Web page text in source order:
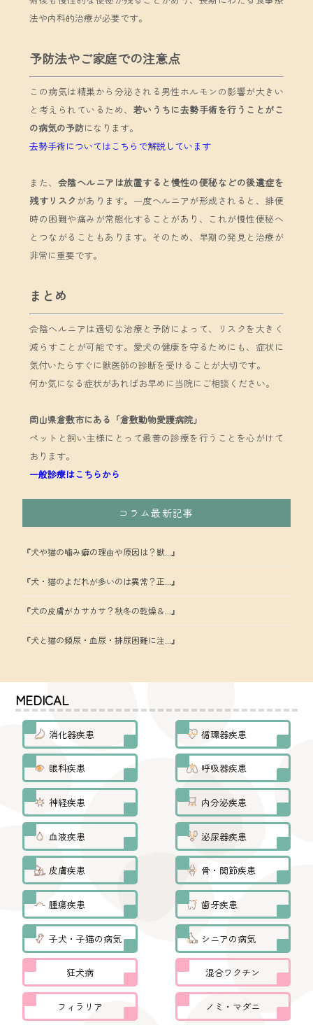
法や内科的治療が必要です。
予防法やご家庭での注意点
この病気は精巣から分泌される男性ホルモンの影響が大きい
と考えられているため、 若いうちに去勢手術を行うことがこ
の病気の予防になります。
去勢手術についてはこちらで解説しています
また、 会陰ヘルニアは放置すると慢性の便秘などの後遺症を
残すリスク があります。一度ヘルニアが形成されると、排便
時の困難や痛みが常態化することがあり、これが慢性便秘へ
とつながることもあります。そのため、早期の発見と治療が
非常に重要です。
まとめ
会陰ヘルニアは適切な治療と予防によって、リスクを大きく
減らすことが可能です。愛犬の健康を守るためにも、症状に
気付いたらすぐに獣医師の診断を受けることが大切です。
何か気になる症状があればお早めに当院にご相談ください。
岡山県倉敷市にある「倉敷動物愛護病院」
ペットと飼い主様にとって最善の診療を行うことを心がけて
おります。
一般診療はこちらから
コラム最新記事
『犬や猫の噛み癖の理由や原因は？獣...』
『犬・猫のよだれが多いのは異常？正...』
『犬の皮膚がカサカサ？秋冬の乾燥＆...』
『犬と猫の頻尿・血尿・排尿困難に注...』
MEDICAL
消化器疾患 循環器疾患
眼科疾患 呼吸器疾患
神経疾患 内分泌疾患
血液疾患 泌尿器疾患
皮膚疾患 骨・関節疾患
腫瘍疾患 歯牙疾患
子犬・子猫の病気 シニアの病気
狂犬病 混合ワクチン
フィラリア ノミ・マダニ